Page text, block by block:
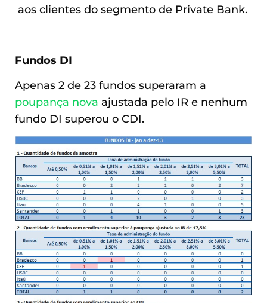
aos clientes do segmento de Private Bank.
Fundos DI
Apenas 2 de 23 fundos superaram a
poupança nova ajustada pelo IR e nenhum
fundo DI superou o CDI.